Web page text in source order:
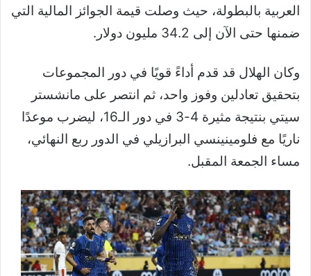
العربية بالبطولة، حيث وصلت قيمة الجوائز المالية التي
ضمنها حتى الآن إلى 34.2 مليون دولار.
وكان الهلال قد قدم أداءً قويًا في دور المجموعات
بتحقيق تعادلين وفوز واحد، ثم انتصر على مانشستر
سيتي بنتيجة مثيرة 4-3 في دور الـ16، ليضرب موعدًا
ناريًا مع فلومينينسي البرازيلي في الدور ربع النهائي،
مساء الجمعة المقبل.